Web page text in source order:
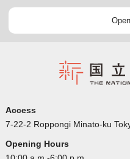
Access
7-22-2 Roppongi Minato-ku
Opening Hours